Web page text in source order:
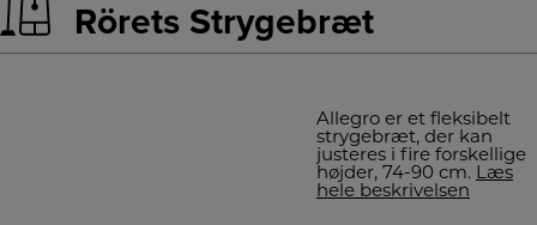
Rörets Strygebræt
Allegro er et fleksibelt
strygebræt, der kan
justeres i fire forskellige
højder, 74-90 cm. Læs
hele beskrivelsen